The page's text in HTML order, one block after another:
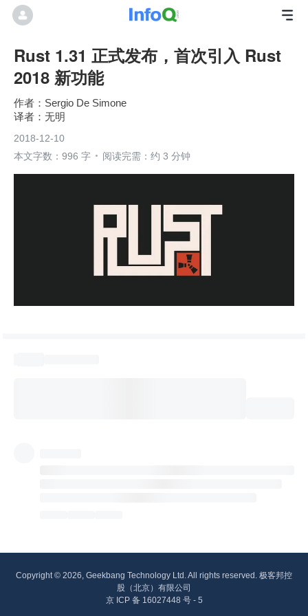
Rust 1.31 正式发布，首次引入 Rust
2018 新功能
Sergio De Simone
无明
2018-12-10
本文字数：996 字
阅读完需：约 3 分钟
Copyright © 2026, Geekbang Technology Ltd. All rights reserved. 极客邦控
股（北京）有限公司
京 ICP 备 16027448 号 - 5